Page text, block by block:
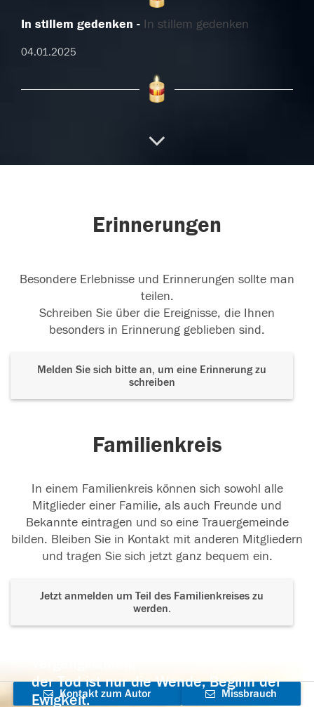
In stillem gedenken In stillem gedenken
04.01.2025
Danke für die gemeinsame Zeit und
Erinnerungen
Besondere Erlebnisse und Erinnerungen sollte man
teilen.
Schreiben Sie über die Ereignisse, die Ihnen
besonders in Erinnerung geblieben sind.
Melden Sie sich bitte an, um eine Erinnerung zu
schreiben
Familienkreis
In einem Familienkreis können sich sowohl alle
Mitglieder einer Familie, als auch Freunde und
Bekannte eintragen und so eine Trauergemeinde
bilden. Bleiben Sie in Kontakt mit anderen Mitgliedern
und tragen Sie sich jetzt ganz bequem ein.
Jetzt anmelden um Teil des Familienkreises zu
werden.
der Tod ist nur die Wende, Beginn der
Ewigkeit.
Kontakt zum Autor Missbrauch